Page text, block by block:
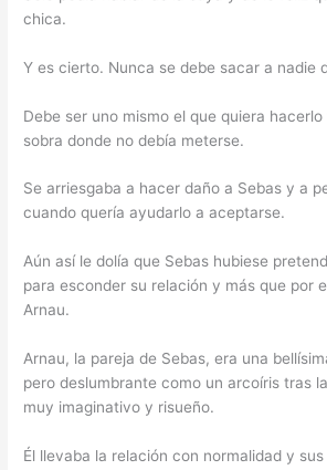
chica.
Y es cierto. Nunca se debe sacar a nadie
Debe ser uno mismo el que quiera
sobra donde no debía meterse.
Se arriesgaba a hacer daño a Sebas y a
cuando quería ayudarlo a aceptarse.
Aún así le dolía que Sebas hubiese
para esconder su relación y más que por
Arnau.
Arnau, la pareja de Sebas, era una
pero deslumbrante como un arcoíris tras
muy imaginativo y risueño.
Él llevaba la relación con normalidad y